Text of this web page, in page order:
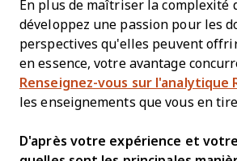
En plus de maîtriser la complexité
développez une passion pour les
perspectives qu'elles peuvent
en essence, votre avantage
Renseignez-vous sur l'analytique
les enseignements que vous en
D'après votre expérience et